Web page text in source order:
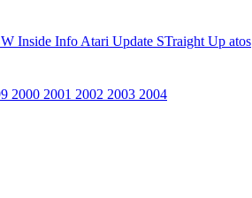
Inside Info Atari Update STraight Up atos
2000 2001 2002 2003 2004